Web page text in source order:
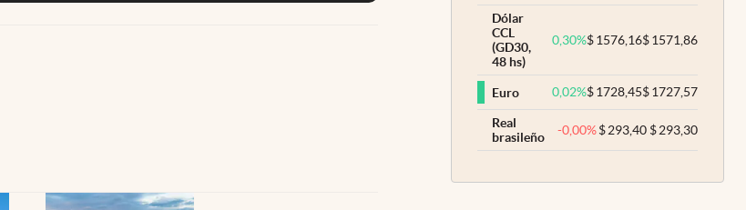
Dólar
CCL
(GD30,
48 hs)
0,30%$1576,16$1571,86
Euro 0,02%$1728,45$1727,57
Real
brasileño
-0,00% $293,40 $293,30